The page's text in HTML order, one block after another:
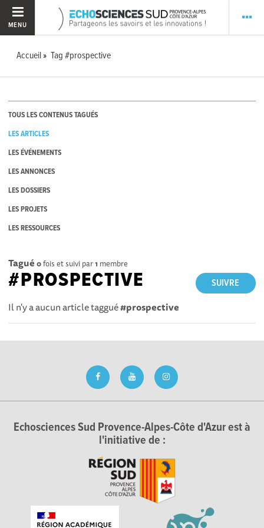
MENU
Accueil Tag #prospective
TOUS LES CONTENUS TAGUÉS
LES ARTICLES
LES ÉVÉNEMENTS
LES ANNONCES
LES DOSSIERS
LES PROJETS
LES RESSOURCES
Tagué 0fois et suivi par1 membre
SUIVRE
#PROSPECTIVE
Il n'y a aucun article taggué#prospective
Echosciences Sud Provence-Alpes-Côte d'Azur est à
l'initiative de :